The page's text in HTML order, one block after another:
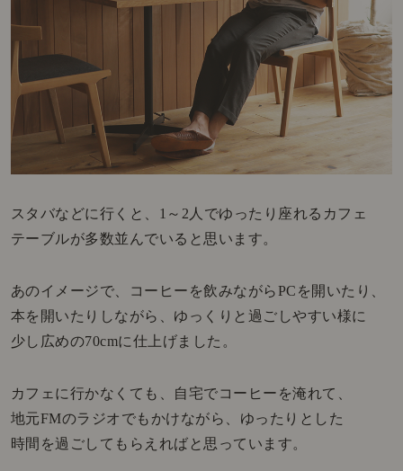
スタバなどに行くと、1～2人でゆったり座れるカフェ
テーブルが多数並んでいると思います。
あのイメージで、コーヒーを飲みながらPCを開いたり、
本を開いたりしながら、ゆっくりと過ごしやすい様に
少し広めの70cmに仕上げました。
カフェに行かなくても、自宅でコーヒーを淹れて、
地元FMのラジオでもかけながら、ゆったりとした
時間を過ごしてもらえればと思っています。